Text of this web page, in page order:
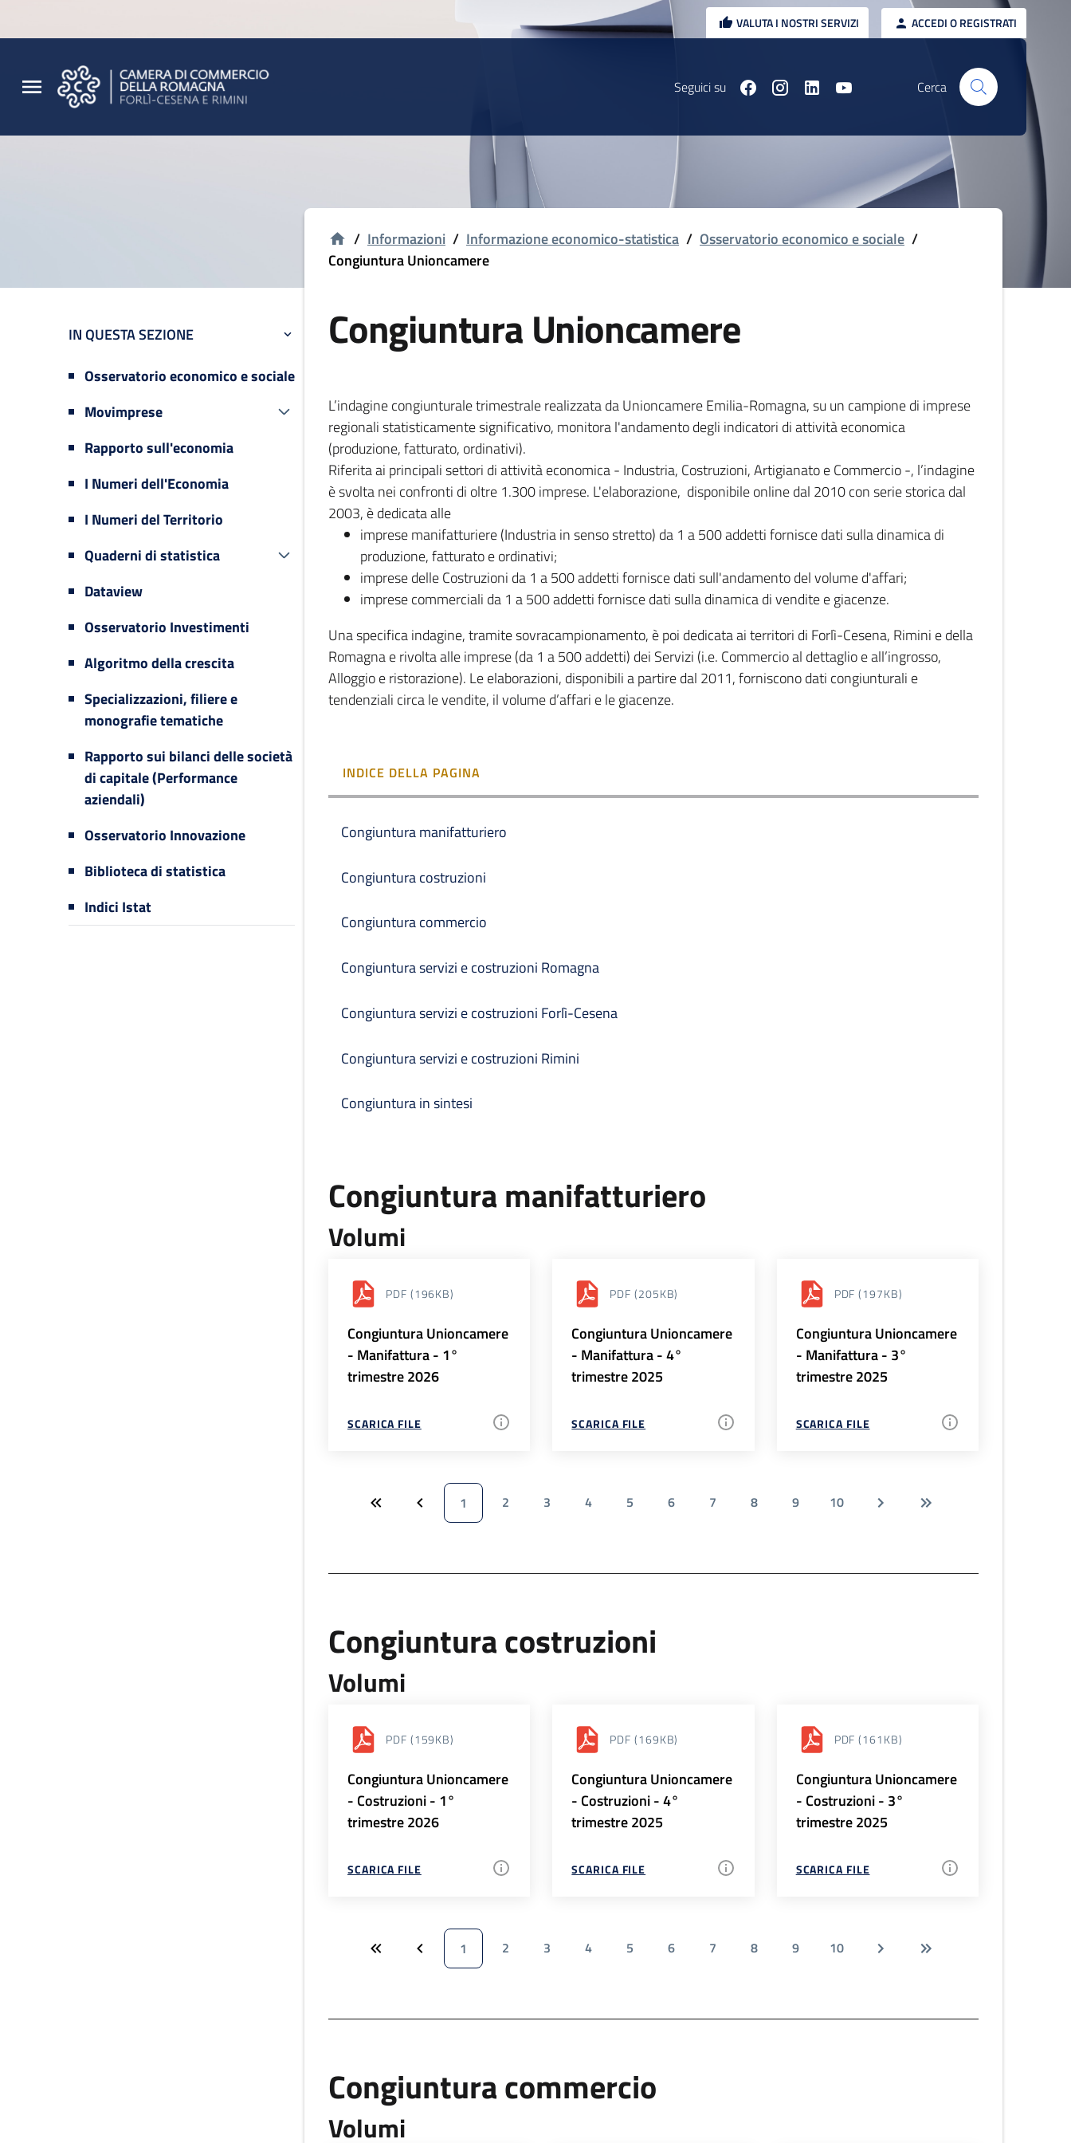
VALUTA I NOSTRI SERVIZI ACCEDI O REGISTRATI
Seguici su Cerca
IN QUESTA SEZIONE
Osservatorio economico e sociale
Movimprese
Rapporto sull'economia
I Numeri dell'Economia
I Numeri del Territorio
Quaderni di statistica
Dataview
Osservatorio Investimenti
Algoritmo della crescita
Specializzazioni, filiere e
monografie tematiche
Rapporto sui bilanci delle società
di capitale (Performance
aziendali)
Osservatorio Innovazione
Biblioteca di statistica
Indici Istat
/ Informazioni / Informazione economico-statistica / Osservatorio economico e sociale /
Congiuntura Unioncamere
Congiuntura Unioncamere
L’indagine congiunturale trimestrale realizzata da Unioncamere Emilia-Romagna, su un campione di imprese
regionali statisticamente significativo, monitora l'andamento degli indicatori di attività economica
(produzione, fatturato, ordinativi).
Riferita ai principali settori di attività economica - Industria, Costruzioni, Artigianato e Commercio -, l’indagine
è svolta nei confronti di oltre 1.300 imprese. L'elaborazione, disponibile online dal 2010 con serie storica dal
2003, è dedicata alle
imprese manifatturiere (Industria in senso stretto) da 1 a 500 addetti fornisce dati sulla dinamica di
produzione, fatturato e ordinativi;
imprese delle Costruzioni da 1 a 500 addetti fornisce dati sull'andamento del volume d'affari;
imprese commerciali da 1 a 500 addetti fornisce dati sulla dinamica di vendite e giacenze.
Una specifica indagine, tramite sovracampionamento, è poi dedicata ai territori di Forlì-Cesena, Rimini e della
Romagna e rivolta alle imprese (da 1 a 500 addetti) dei Servizi (i.e. Commercio al dettaglio e all’ingrosso,
Alloggio e ristorazione). Le elaborazioni, disponibili a partire dal 2011, forniscono dati congiunturali e
tendenziali circa le vendite, il volume d’affari e le giacenze.
INDICE DELLA PAGINA
Congiuntura manifatturiero
Congiuntura costruzioni
Congiuntura commercio
Congiuntura servizi e costruzioni Romagna
Congiuntura servizi e costruzioni Forlì-Cesena
Congiuntura servizi e costruzioni Rimini
Congiuntura in sintesi
Congiuntura manifatturiero
Volumi
PDF (196KB)
Congiuntura Unioncamere
- Manifattura - 1°
trimestre 2026
SCARICA FILE
PDF (205KB)
Congiuntura Unioncamere
- Manifattura - 4°
trimestre 2025
SCARICA FILE
PDF (197KB)
Congiuntura Unioncamere
- Manifattura - 3°
trimestre 2025
SCARICA FILE
1 2 3 4 5 6 7 8 9 10
Congiuntura costruzioni
Volumi
PDF (159KB)
Congiuntura Unioncamere
- Costruzioni - 1°
trimestre 2026
SCARICA FILE
PDF (169KB)
Congiuntura Unioncamere
- Costruzioni - 4°
trimestre 2025
SCARICA FILE
PDF (161KB)
Congiuntura Unioncamere
- Costruzioni - 3°
trimestre 2025
SCARICA FILE
1 2 3 4 5 6 7 8 9 10
Congiuntura commercio
Volumi